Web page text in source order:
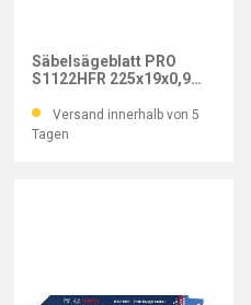
Säbelsägeblatt PRO
S1122HFR 225x19x0,9
Versand innerhalb von 5
Tagen